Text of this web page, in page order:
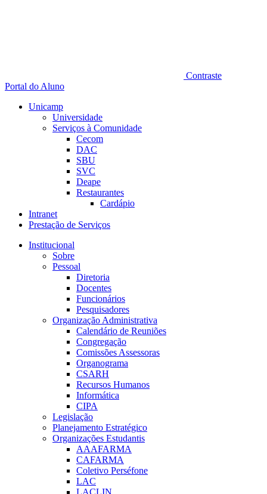
Contraste
Portal do Aluno
Unicamp
Universidade
Serviços à Comunidade
Cecom
DAC
SBU
SVC
Deape
Restaurantes
Cardápio
Intranet
Prestação de Serviços
Institucional
Sobre
Pessoal
Diretoria
Docentes
Funcionários
Pesquisadores
Organização Administrativa
Calendário de Reuniões
Congregação
Comissões Assessoras
Organograma
CSARH
Recursos Humanos
Informática
CIPA
Legislação
Planejamento Estratégico
Organizações Estudantis
AAAFARMA
CAFARMA
Coletivo Perséfone
LAC
LACLIN